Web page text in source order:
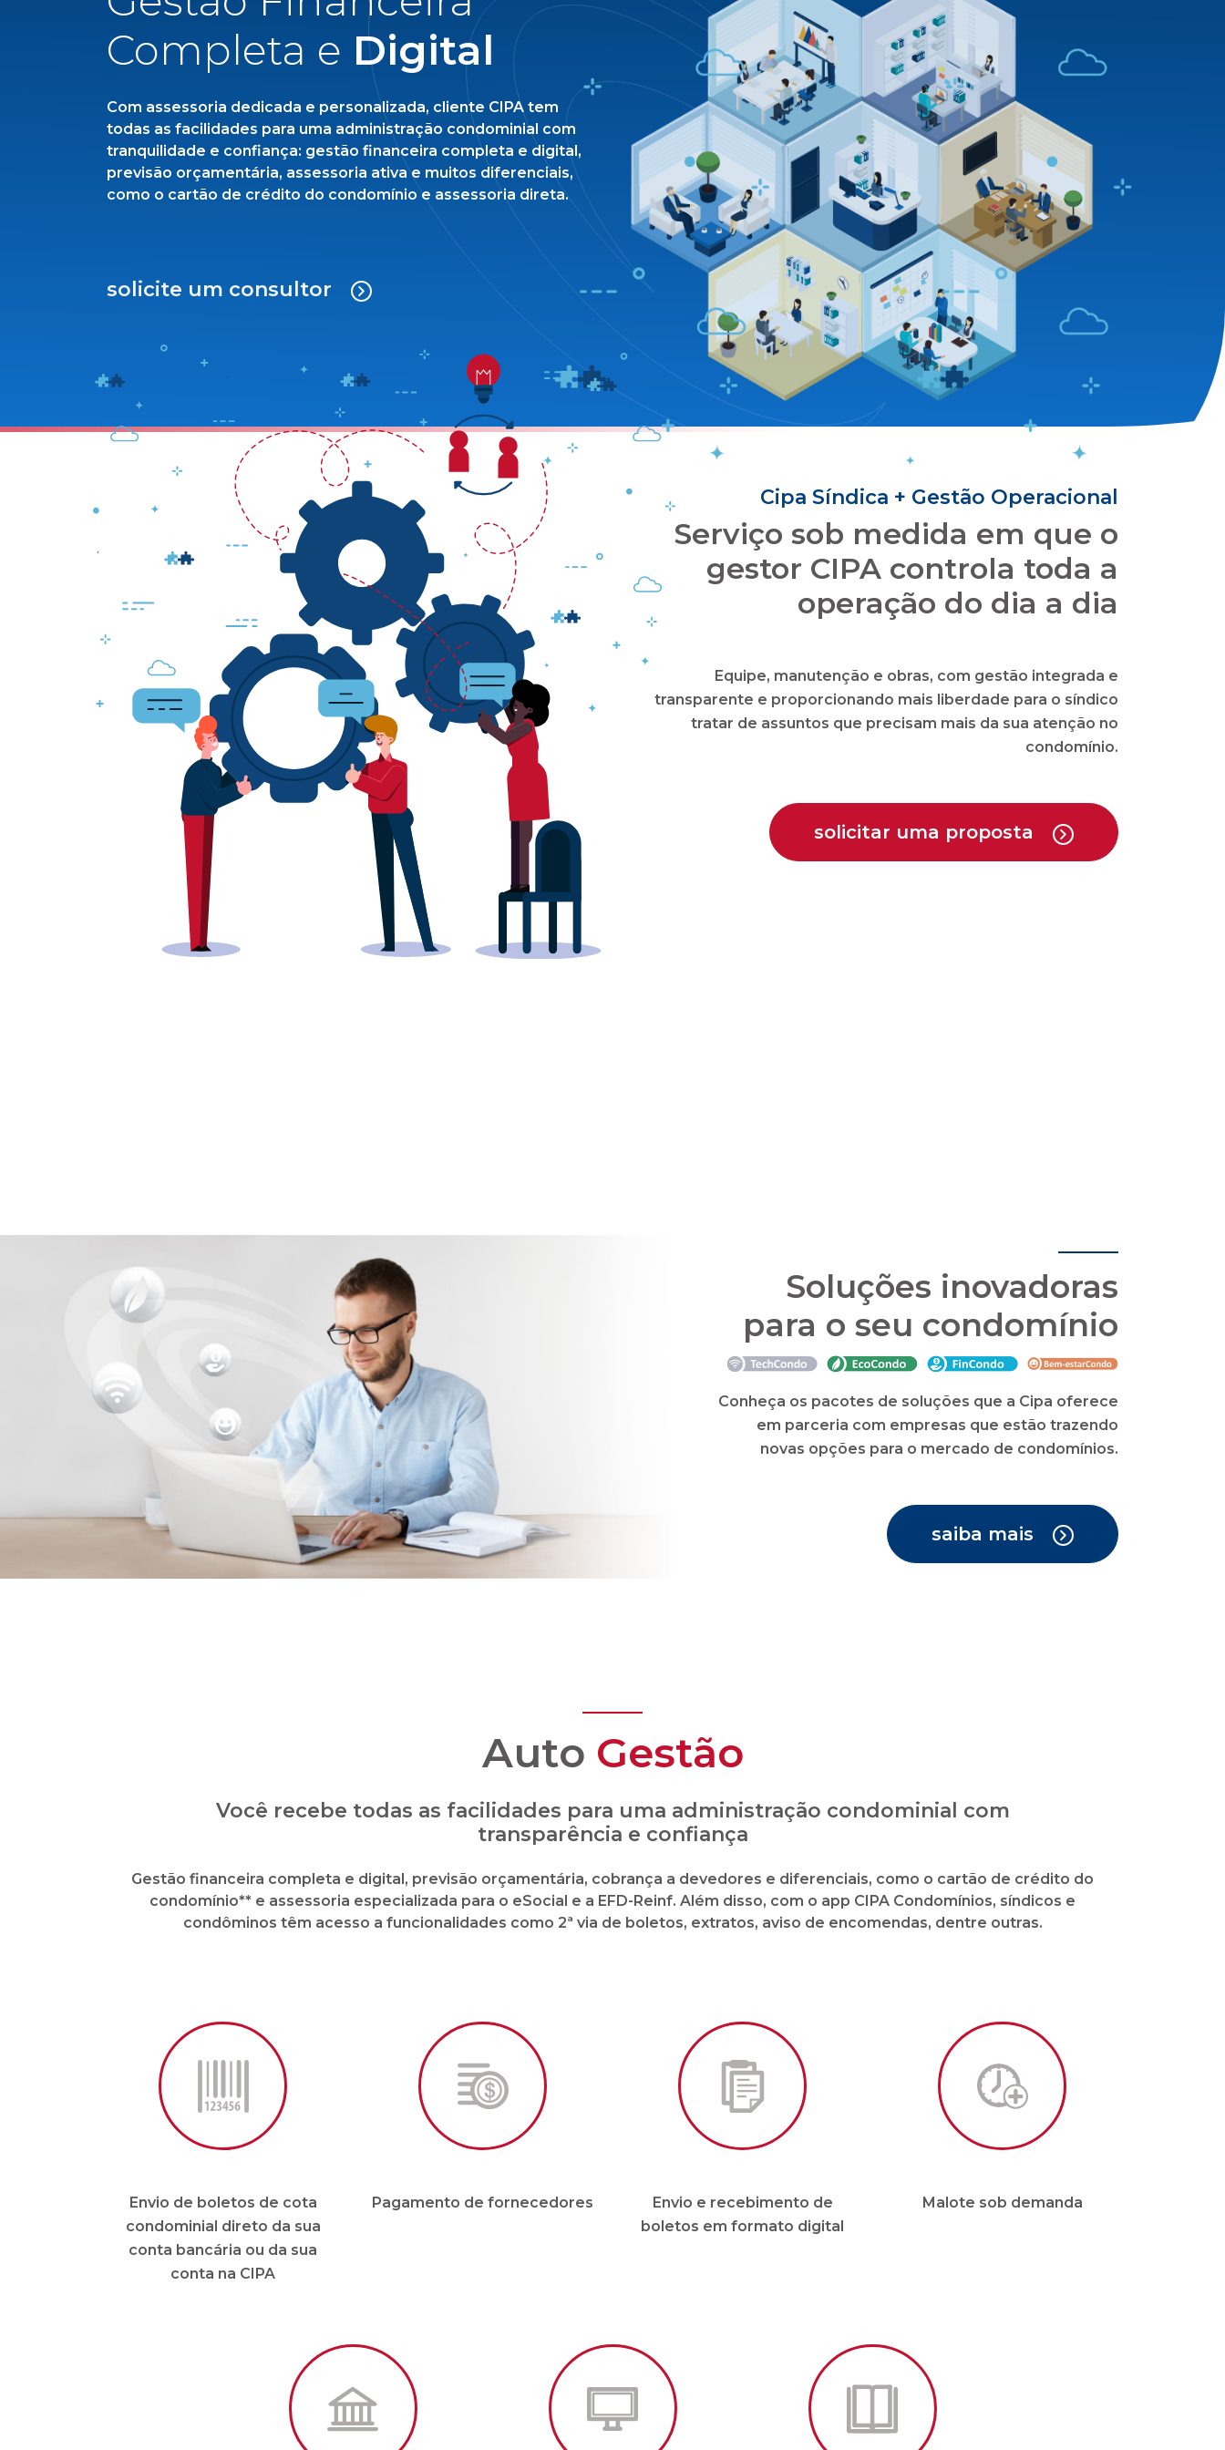
Completa e Digital
Com assessoria dedicada e personalizada, cliente CIPA tem
todas as facilidades para uma administração condominial com
tranquilidade e confiança: gestão financeira completa e digital,
previsão orçamentária, assessoria ativa e muitos diferenciais,
como o cartão de crédito do condomínio e assessoria direta.
solicite um consultor
Cipa Síndica + Gestão Operacional
Serviço sob medida em que o
gestor CIPA controla toda a
operação do dia a dia
Equipe, manutenção e obras, com gestão integrada e
transparente e proporcionando mais liberdade para o síndico
tratar de assuntos que precisam mais da sua atenção no
condomínio.
solicitar uma proposta
Soluções inovadoras
para o seu condomínio
Conheça os pacotes de soluções que a Cipa oferece
em parceria com empresas que estão trazendo
novas opções para o mercado de condomínios.
saiba mais
Auto Gestão
Você recebe todas as facilidades para uma administração condominial com
transparência e confiança
Gestão financeira completa e digital, previsão orçamentária, cobrança a devedores e diferenciais, como o cartão de crédito do
condomínio** e assessoria especializada para o eSocial e a EFD-Reinf. Além disso, com o app CIPA Condomínios, síndicos e
condôminos têm acesso a funcionalidades como 2ª via de boletos, extratos, aviso de encomendas, dentre outras.
Envio de boletos de cota
condominial direto da sua
conta bancária ou da sua
conta na CIPA
Pagamento de fornecedores
Envio e recebimento de
boletos em formato digital
Malote sob demanda